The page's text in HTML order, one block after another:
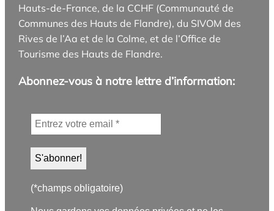
Hauts-de-France, de la CCHF (Communauté de
Communes des Hauts de Flandre), du SIVOM des
Rives de l’Aa et de la Colme, et de l’Office de
Tourisme des Hauts de Flandre.
Abonnez-vous à notre lettre d’information:
(*champs obligatoire)